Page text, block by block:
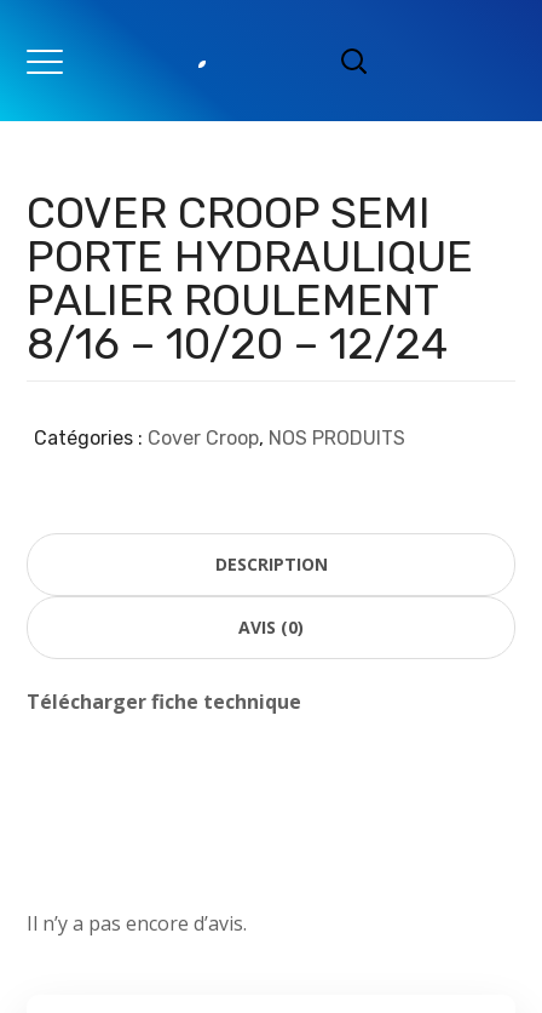
COVER CROOP SEMI
PORTE HYDRAULIQUE
PALIER ROULEMENT
8/16 – 10/20 – 12/24
Catégories : Cover Croop, NOS PRODUITS
DESCRIPTION
AVIS (0)
Télécharger fiche technique
Il n’y a pas encore d’avis.